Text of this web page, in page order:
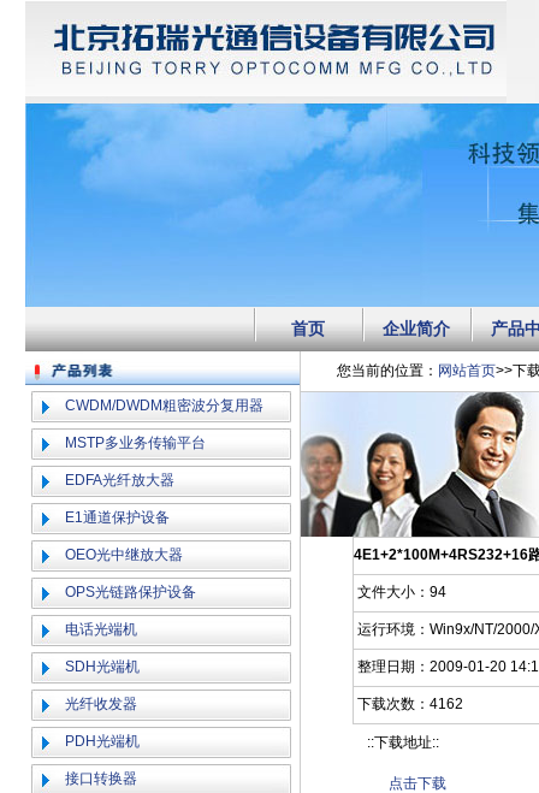
首页 企业简介 产品
CWDM/DWDM粗密波分复用器
MSTP多业务传输平台
EDFA光纤放大器
E1通道保护设备
OEO光中继放大器
OPS光链路保护设备
电话光端机
SDH光端机
光纤收发器
PDH光端机
接口转换器
您当前的位置： 网站首页>>下
4E1+2*100M+4RS232+16
文件大小：94
运行环境：Win9x/NT/2000/
整理日期：2009-01-20
下载次数：4162
::下载地址::
点击下载